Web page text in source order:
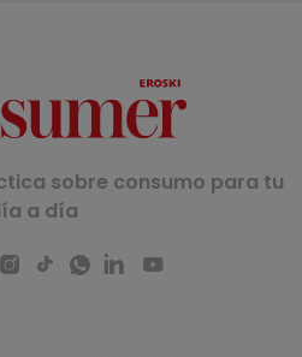
sobre consumo para tu
a día